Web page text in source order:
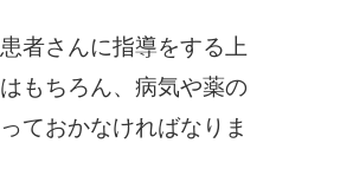
者さんに指導をする上
もちろん、病気や薬の
ておかなければなりま